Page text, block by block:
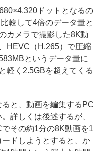
ドットとなるの
較して4倍のデータ量と
カメラで撮影した8K動
HEVC（H.265）で圧縮
というデータ量に
軽く2.5GBを超えてくる
と、動画を編集するPC
詳しくは後述するが、
その約1分の8K動画を1
ドしようとすると、か